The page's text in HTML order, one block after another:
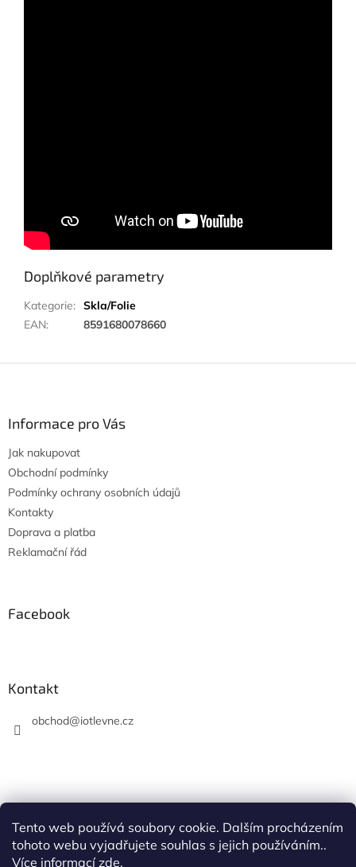
Tento web používá soubory cookie. Dalším procházením
tohoto webu vyjadřujete souhlas s jejich používáním..
Více informacízde.
Doplňkové parametry
Kategorie: Skla/Folie
EAN: 8591680078660
Informace pro Vás
Jak nakupovat
Obchodní podmínky
Podmínky ochrany osobních údajů
Kontakty
Doprava a platba
Reklamační řád
Facebook
Kontakt
obchod@iotlevne.cz
Hodnocení na Heureka.cz